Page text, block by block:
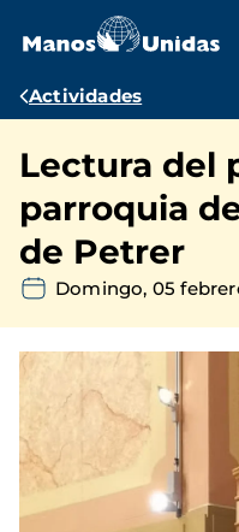
contenido
Ruta
navegación
Actividades
Lectura del
parroquia
de Petrer
Domingo, 05